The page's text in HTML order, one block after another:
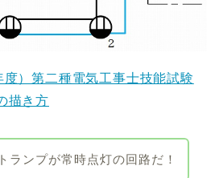
）第二種電気工事士技能試験
描き方
ランプが常時点灯の回路だ！